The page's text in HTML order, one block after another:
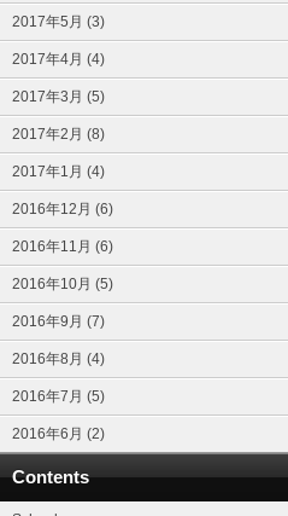
2017年5月 (3)
2017年4月 (4)
2017年3月 (5)
2017年2月 (8)
2017年1月 (4)
2016年12月 (6)
2016年11月 (6)
2016年10月 (5)
2016年9月 (7)
2016年8月 (4)
2016年7月 (5)
2016年6月 (2)
Contents